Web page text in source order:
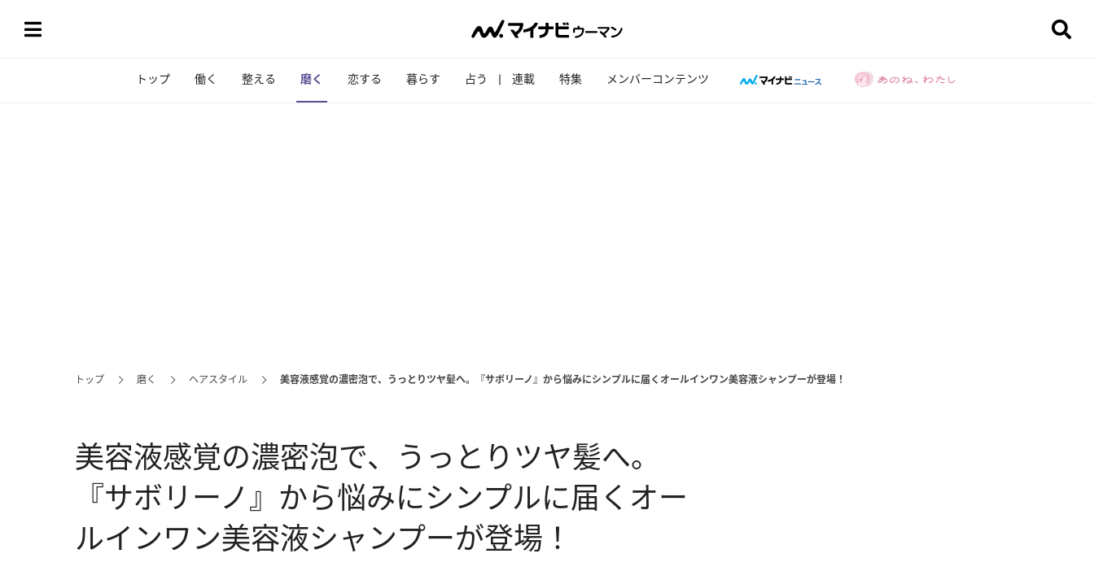
トップ 働く 整える 磨く 恋する 暮らす 占う 連載 特集 メンバーコンテンツ
トップ 磨く ヘアスタイル 美容液感覚の濃密泡で、うっとりツヤ髪へ。『サボリーノ』から悩みにシンプルに届くオールインワン美容液シャンプーが登場！
美容液感覚の濃密泡で、うっとりツヤ髪へ。
『サボリーノ』から悩みにシンプルに届くオー
ルインワン美容液シャンプーが登場！